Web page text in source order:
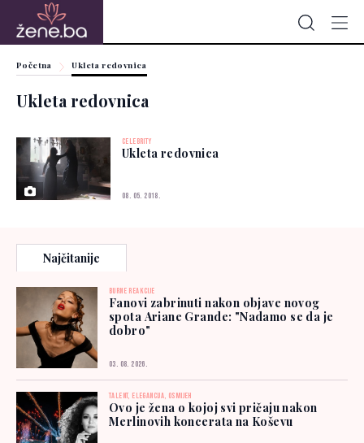
Početna Ukleta redovnica
Ukleta redovnica
CELEBRITY
Ukleta redovnica
08. 05. 2018.
Najčitanije
BURNE REAKCIJE
Fanovi zabrinuti nakon objave novog
spota Ariane Grande: "Nadamo se da je
dobro"
03. 08. 2026.
TALENT, ELEGANCIJA, OSMIJEH
Ovo je žena o kojoj svi pričaju nakon
Merlinovih koncerata na Koševu